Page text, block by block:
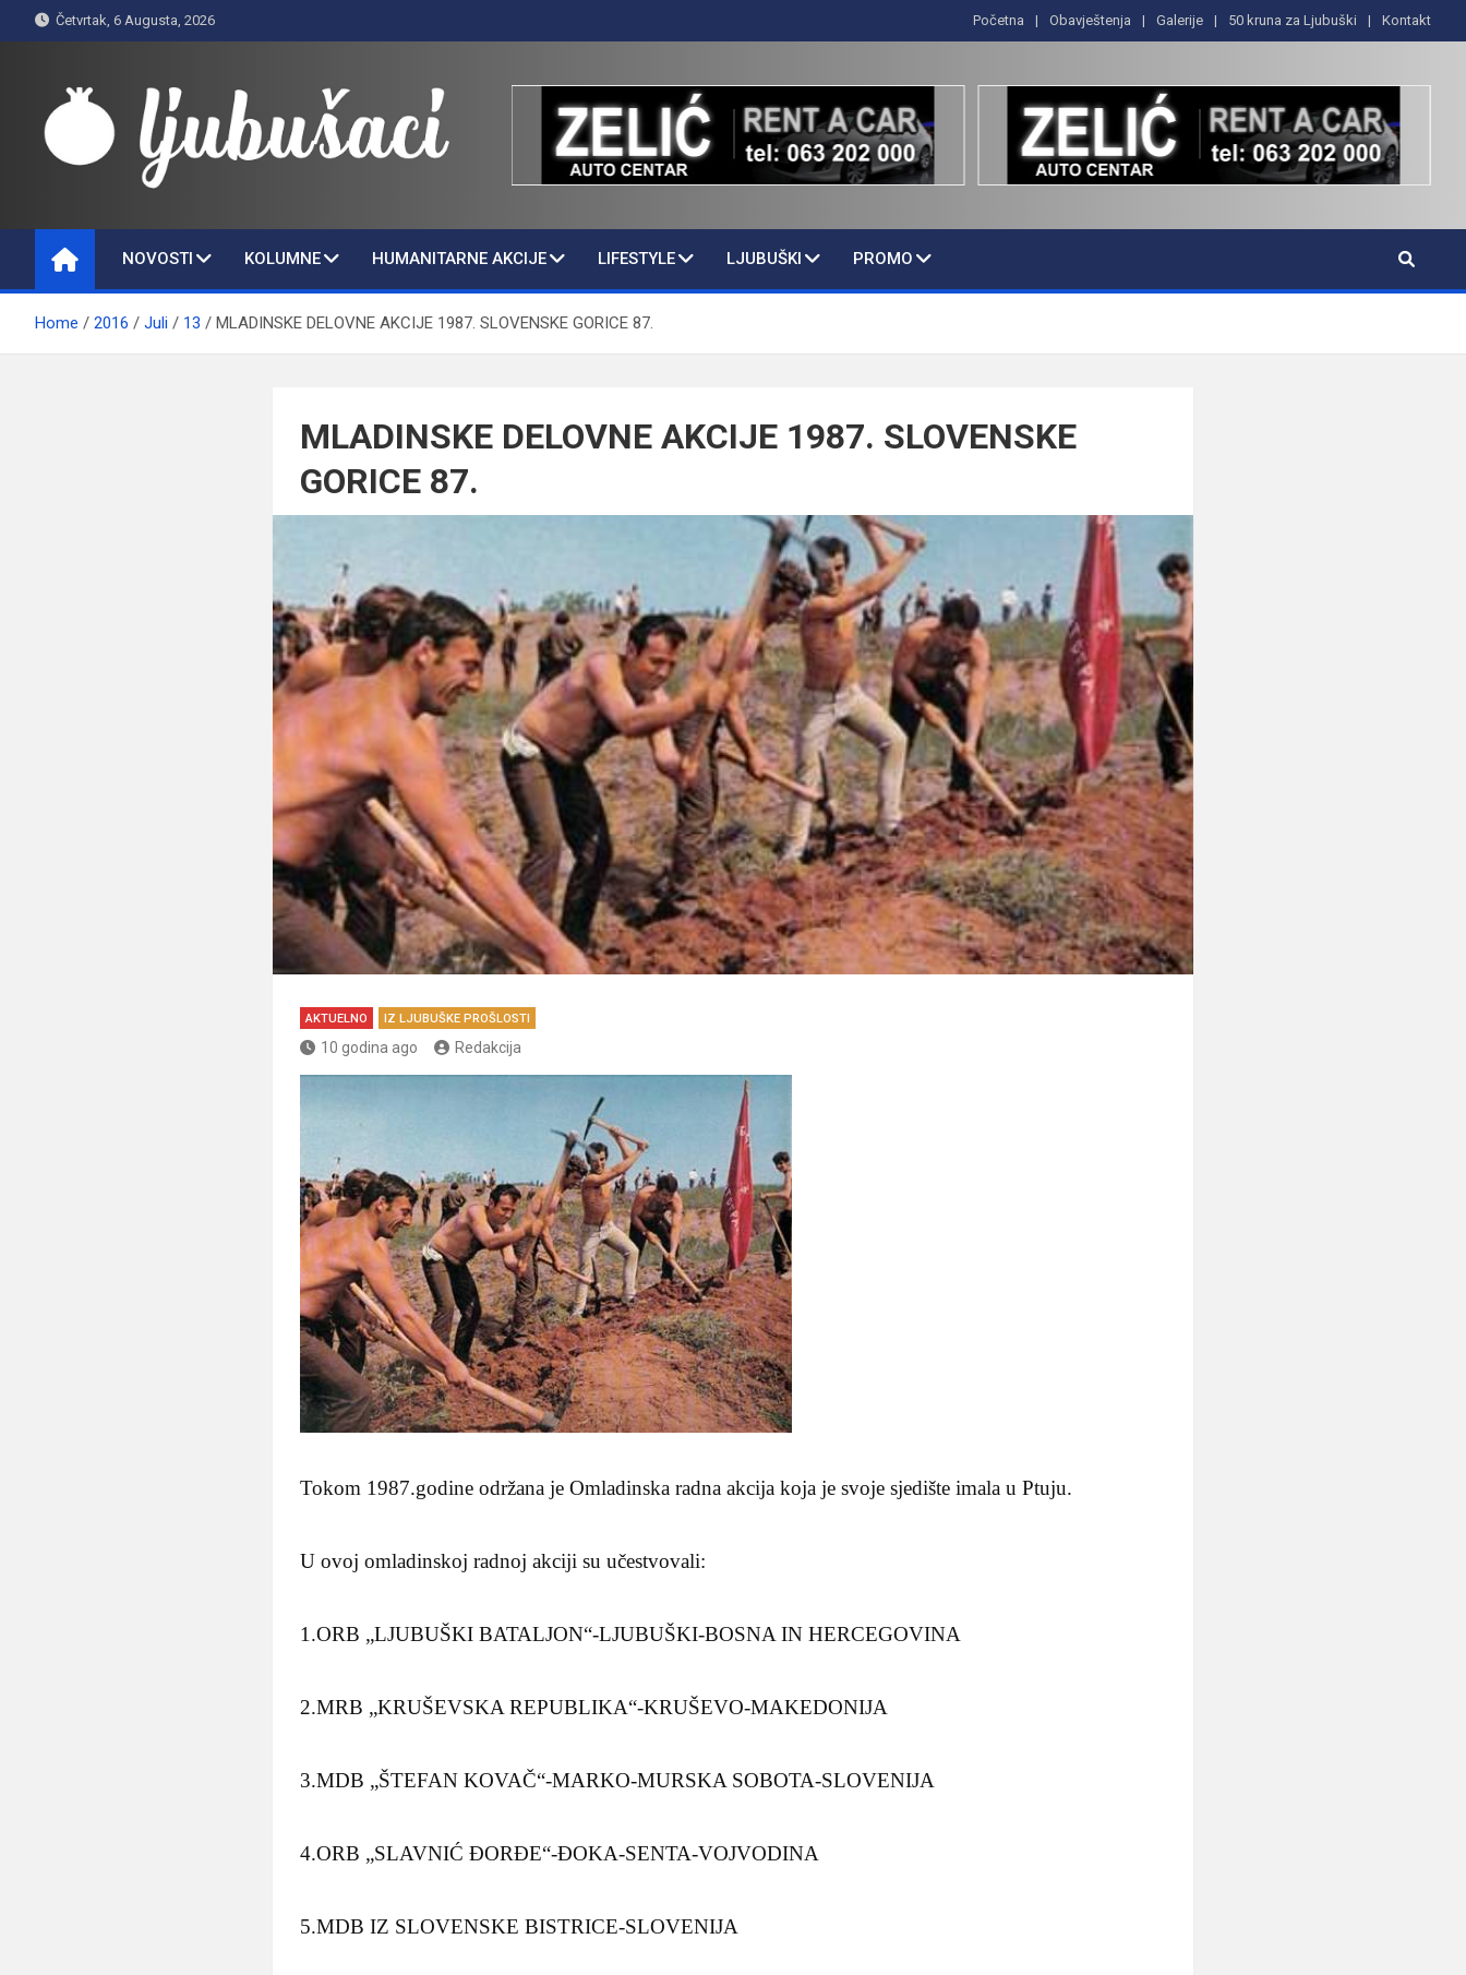
to
Četvrtak, 6 Augusta, 2026 Početna Obavještenja Galerije 50 kruna za Ljubuški Kontakt
Ljubušaci
NOVOSTI KOLUMNE HUMANITARNE AKCIJE LIFESTYLE LJUBUŠKI PROMO
Home 2016 Juli 13 MLADINSKE DELOVNE AKCIJE 1987. SLOVENSKE GORICE 87.
MLADINSKE DELOVNE AKCIJE 1987. SLOVENSKE
GORICE 87.
AKTUELNO IZ LJUBUŠKE PROŠLOSTI
10 godina ago Redakcija
Tokom 1987.godine održana je Omladinska radna akcija koja je svoje sjedište imala u Ptuju.
U ovoj omladinskoj radnoj akciji su učestvovali:
1.ORB „LJUBUŠKI BATALJON“-LJUBUŠKI-BOSNA IN HERCEGOVINA
2.MRB „KRUŠEVSKA REPUBLIKA“-KRUŠEVO-MAKEDONIJA
3.MDB „ŠTEFAN KOVAČ“-MARKO-MURSKA SOBOTA-SLOVENIJA
4.ORB „SLAVNIĆ ĐORĐE“-ĐOKA-SENTA-VOJVODINA
5.MDB IZ SLOVENSKE BISTRICE-SLOVENIJA